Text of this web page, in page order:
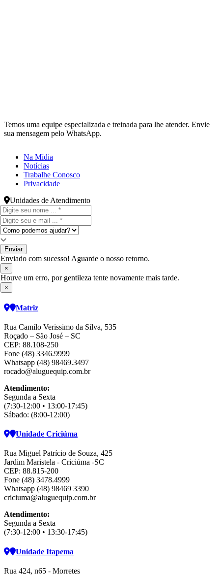
Temos uma equipe especializada e treinada para lhe atender. Envie
sua mensagem pelo WhatsApp.
Na Mídia
Notícias
Trabalhe Conosco
Privacidade
Unidades de Atendimento
Enviar
Enviado com sucesso! Aguarde o nosso retorno.
×
Houve um erro, por gentileza tente novamente mais tarde.
×
Matriz
Rua Camilo Verissimo da Silva, 535
Roçado – São José – SC
CEP: 88.108-250
Fone (48) 3346.9999
Whatsapp (48) 98469.3497
rocado@aluguequip.com.br
Atendimento:
Segunda a Sexta
(7:30-12:00 • 13:00-17:45)
Sábado: (8:00-12:00)
Unidade Criciúma
Rua Miguel Patrício de Souza, 425
Jardim Maristela - Criciúma -SC
CEP: 88.815-200
Fone (48) 3478.4999
Whatsapp (48) 98469 3390
criciuma@aluguequip.com.br
Atendimento:
Segunda a Sexta
(7:30-12:00 • 13:30-17:45)
Unidade Itapema
Rua 424, n65 - Morretes